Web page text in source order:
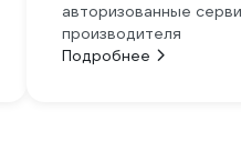
авторизованные
производителя
Подробнее